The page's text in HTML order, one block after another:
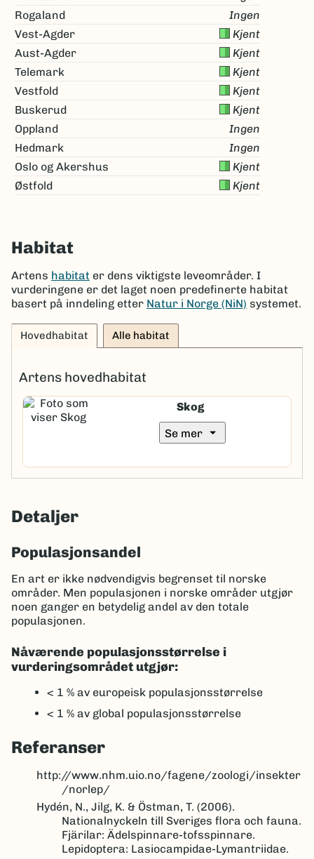
Rogaland
Ingen
Vest-Agder
Kjent
Aust-Agder
Kjent
Telemark
Kjent
Vestfold
Kjent
Buskerud
Kjent
Oppland
Ingen
Hedmark
Ingen
Oslo og Akershus
Kjent
Østfold
Kjent
Habitat
Artens habitat er dens viktigste leveområder. I
vurderingene er det laget noen predefinerte habitat
basert på inndeling etter Natur i Norge (NiN) systemet.
Hovedhabitat Alle habitat
Artens hovedhabitat
Skog
Se mer arrow_drop_down
Detaljer
Populasjonsandel
En art er ikke nødvendigvis begrenset til norske
områder. Men populasjonen i norske områder utgjør
noen ganger en betydelig andel av den totale
populasjonen.
Nåværende populasjonsstørrelse i
vurderingsområdet utgjør:
< 1 % av europeisk populasjonsstørrelse
< 1 % av global populasjonsstørrelse
Referanser
http://www.nhm.uio.no/fagene/zoologi/insekter
/norlep/
Hydén, N., Jilg, K. & Östman, T. (2006).
Nationalnyckeln till Sveriges flora och fauna.
Fjärilar: Ädelspinnare-tofsspinnare.
Lepidoptera: Lasiocampidae-Lymantriidae.